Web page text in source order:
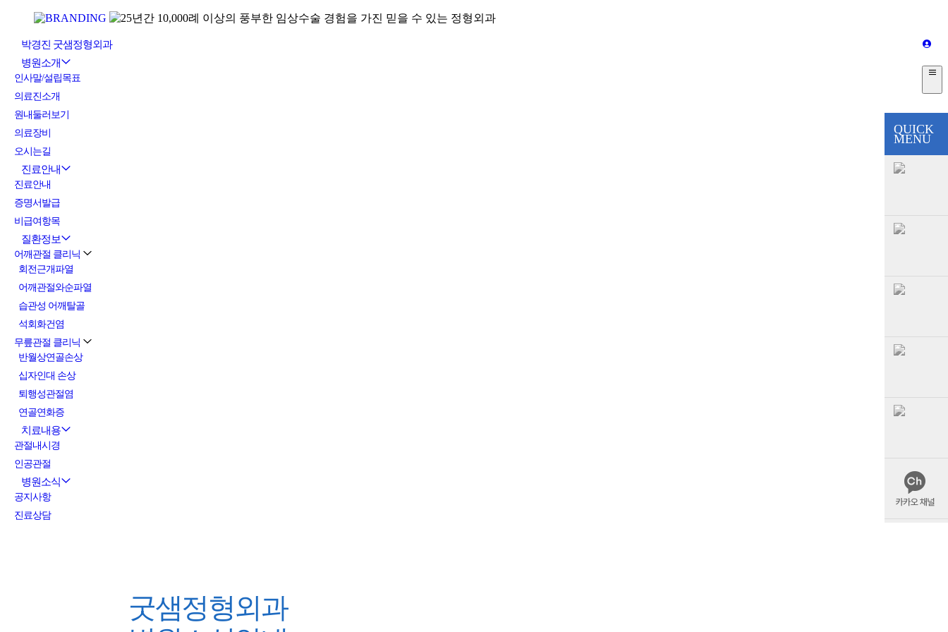
QUICK
MENU
박경진 굿샘정형외과
병원소개
인사말/설립목표
의료진소개
원내둘러보기
의료장비
오시는길
진료안내
진료안내
증명서발급
비급여항목
질환정보
어깨관절 클리닉
회전근개파열
어깨관절와순파열
습관성 어깨탈골
석회화건염
무릎관절 클리닉
반월상연골손상
십자인대 손상
퇴행성관절염
연골연화증
치료내용
관절내시경
인공관절
병원소식
공지사항
진료상담
굿샘정형외과